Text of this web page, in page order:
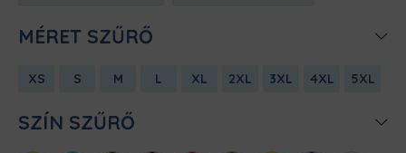
MÉRET SZŰRŐ
XS S M L XL 2XL 3XL 4XL 5XL
SZÍN SZŰRŐ